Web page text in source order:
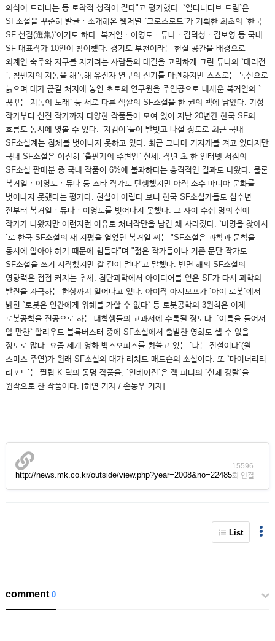
의식이 드러나는 등 토착적 성격이 짙다"고 평가했다. `얼터너티브 드림`은
SF소설을 꾸준히 발굴ㆍ소개해온 웹저널 `크로스로드`가 기획한 최초의 `한국
SF 선집(選集)`이기도 하다. 복거일ㆍ이영도ㆍ듀나ㆍ김덕성ㆍ김보영 등 국내
SF 대표작가 10인이 참여했다. 경기도 부천이라는 현실 공간을 배경으로
외계인 숙주와 지구를 지키려는 사람들의 대결을 코믹하게 그린 듀나의 `대리전
`, 침팬지의 지놈을 해독해 유전자 연구의 전기를 마련하지만 스스로는 독신으로
늙으며 대가 끊길 처지에 놓인 초로의 연구원을 주인공으로 내세운 복거일의 `
꿈꾸는 지놈의 노래` 등 서로 다른 색깔의 SF소설을 한 권의 책에 담았다. 기성
작가부터 신진 작가까지 다양한 작품들이 모여 있어 지난 20년간 한국 SF의
흐름도 동시에 엿볼 수 있다. `지킴이`들이 발벗고 나설 정도로 최근 국내
SF소설계는 침체를 벗어나지 못하고 있다. 최근 그나마 기지개를 켜고 있다지만
국내 SF소설은 여전히 `출판계의 주변인` 신세. 작년 초 한 인터넷 서점의
SF소설 판매분 중 국내 작품이 6%에 불과하다는 충격적인 결과도 나왔다. 물론
복거일ㆍ이영도ㆍ듀나 등 스타 작가도 탄생했지만 아직 소수 마니아 문화를
벗어나지 못했다는 평가다. 현실이 이렇다 보니 한국 SF소설가들도 십수년
전부터 복거일ㆍ듀나ㆍ이영도를 벗어나지 못했다. 그 사이 수십 명의 신예
작가가 나왔지만 이런저런 이유로 처녀작만을 남긴 채 사라졌다. `비명을 찾아서
`로 한국 SF소설의 새 지평을 열었던 복거일 씨는 "SF소설은 과학과 문학을
동시에 알아야 하기 때문에 힘들다"며 "젊은 작가들이나 기존 문단 작가도
SF소설을 쓰기 시작했지만 갈 길이 멀다"고 말했다. 반면 해외 SF소설의
영향력은 점점 커지는 추세. 첨단과학에서 아이디어를 얻은 SF가 다시 과학의
발전을 자극하는 현상까지 일어나고 있다. 아이작 아시모프가 `아이 로봇`에서
밝힌 `로봇은 인간에게 위해를 가할 수 없다` 등 로봇공학의 3원칙은 이제
로봇공학을 전공으로 하는 대학생들의 교과서에 수록될 정도다. `이름을 들어서
알 만한` 할리우드 블록버스터 중에 SF소설에서 출발한 영화도 셀 수 없을
정도로 많다. 요즘 세계 영화 박스오피스를 휩쓸고 있는 `나는 전설이다`(윌
스미스 주연)가 원래 SF소설의 대가 리처드 매드슨의 소설이다. 또 `마이너리티
리포트`는 필립 K 딕의 동명 작품을, `인베이전`은 잭 피니의 `신체 강탈`을
원작으로 한 작품이다. [허연 기자 / 손동우 기자]
http://news.mk.co.kr/outside/view.php?year=2008&no=22485
15596
회 연결
List
comment0